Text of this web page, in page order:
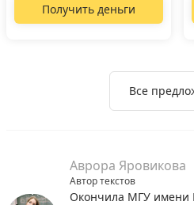
Получить деньги
Все
Аврора Яровикова
Автор текстов
Окончила МГУ имени